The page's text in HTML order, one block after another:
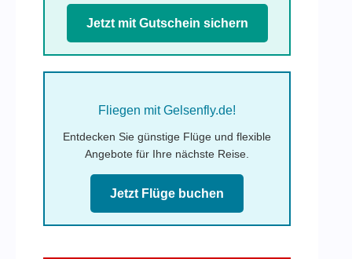
Jetzt mit Gutschein sichern
Fliegen mit Gelsenfly.de!
Entdecken Sie günstige Flüge und flexible
Angebote für Ihre nächste Reise.
Jetzt Flüge buchen